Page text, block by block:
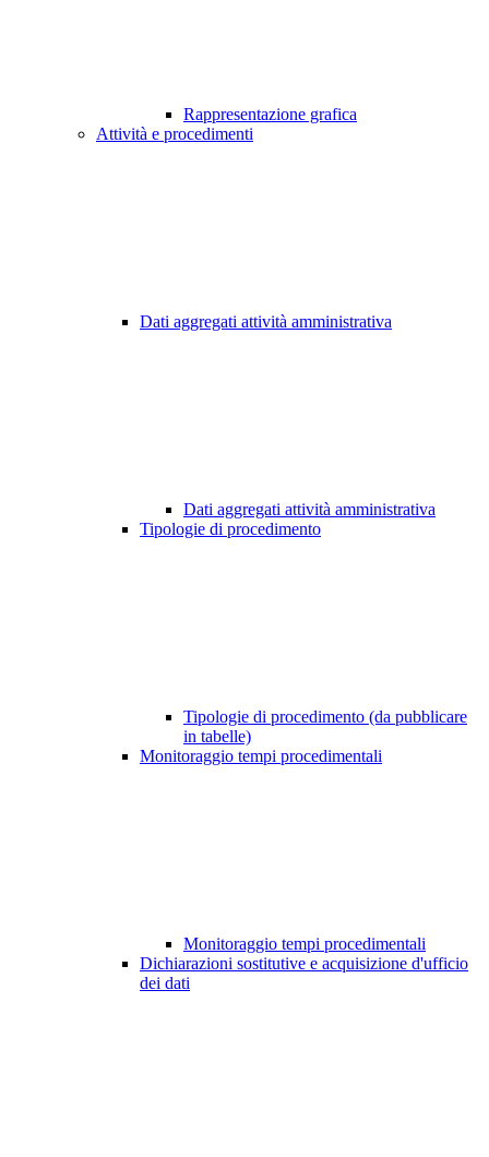
Rappresentazione grafica
Attività e procedimenti
Dati aggregati attività amministrativa
Dati aggregati attività amministrativa
Tipologie di procedimento
Tipologie di procedimento (da pubblicare
in tabelle)
Monitoraggio tempi procedimentali
Monitoraggio tempi procedimentali
Dichiarazioni sostitutive e acquisizione d'ufficio
dei dati